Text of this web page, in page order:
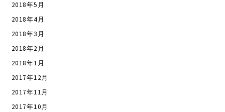
2018年5月
2018年4月
2018年3月
2018年2月
2018年1月
2017年12月
2017年11月
2017年10月